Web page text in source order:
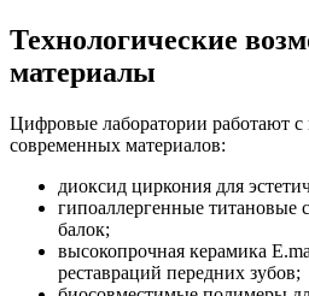
Технологические
материалы
Цифровые лаборатории работают
современных материалов:
диоксид циркония для
гипоаллергенные титановые
балок;
высокопрочная керамика
реставраций передних зубов;